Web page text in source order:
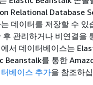
Relational Database
데이터를 저장할 수
후 관리하거나 비연결을
서 데이터베이스는
Beanstalk를 통한
베이스 추가을 참조하